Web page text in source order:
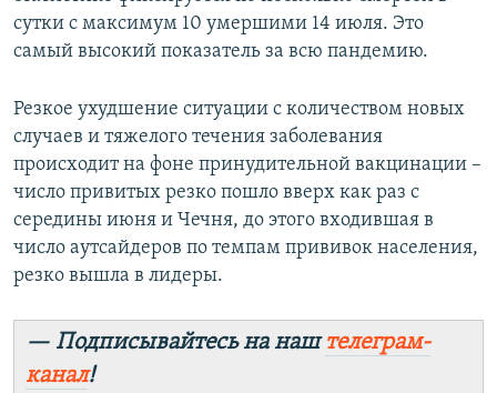
сутки с максимум 10 умершими 14 июля. Это
самый высокий показатель за всю пандемию.
Резкое ухудшение ситуации с количеством новых
случаев и тяжелого течения заболевания
происходит на фоне принудительной вакцинации –
число привитых резко пошло вверх как раз с
середины июня и Чечня, до этого входившая в
число аутсайдеров по темпам прививок населения,
резко вышла в лидеры.
— Подписывайтесь на наштелеграм-
канал!